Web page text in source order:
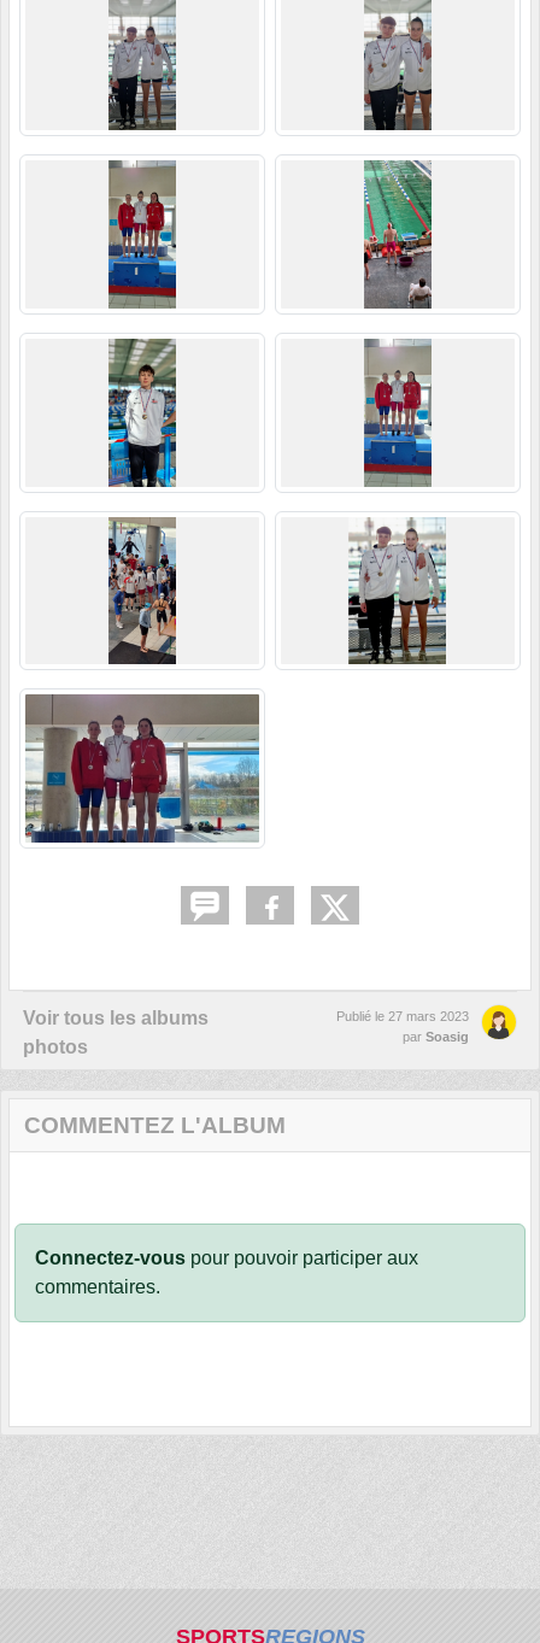
Voir tous les albums
photos
Publié le 27 mars 2023
par Soasig
COMMENTEZ L'ALBUM
Connectez-vous pour pouvoir participer aux
commentaires.
SPORTSREGIONS